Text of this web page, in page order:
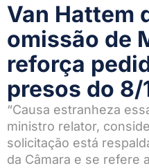
Van Hattem
omissão de
reforça
presos do 8/
“Causa estranheza
ministro relator,
solicitação está
da Câmara e se refere